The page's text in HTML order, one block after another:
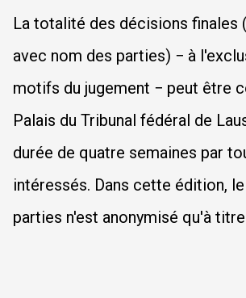
La totalité des décisions finales
avec nom des parties) − à
motifs du jugement − peut être
Palais du Tribunal fédéral de
durée de quatre semaines par
intéressés. Dans cette édition,
parties n'est anonymisé qu'à